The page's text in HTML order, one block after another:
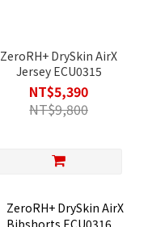
ZeroRH+ DrySkin AirX
Jersey ECU0315
NT$5,390
NT$9,800